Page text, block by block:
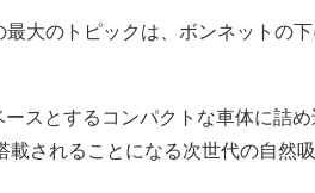
大のトピックは、ボンネットの
スとするコンパクトな車体に詰
載されることになる次世代の自然